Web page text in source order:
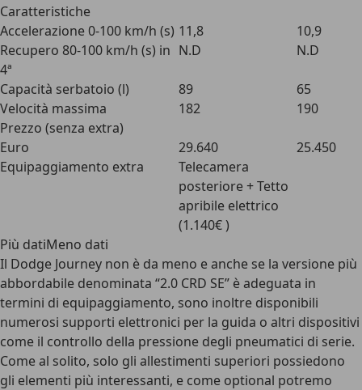
Caratteristiche
Accelerazione 0-100 km/h (s) 11,8
10,9
Recupero 80-100 km/h (s) in
4ª
N.D N.D
Capacità serbatoio (l) 89
65
Velocità massima
182
190
Prezzo (senza extra)
Euro
29.640
25.450
Equipaggiamento extra
Telecamera
posteriore + Tetto
apribile elettrico
(1.140€ )
Più datiMeno dati
Il Dodge Journey non è da meno e anche se la versione più
abbordabile denominata “2.0 CRD SE” è adeguata in
termini di equipaggiamento, sono inoltre disponibili
numerosi supporti elettronici per la guida o altri dispositivi
come il controllo della pressione degli pneumatici di serie.
Come al solito, solo gli allestimenti superiori possiedono
gli elementi più interessanti, e come optional potremo